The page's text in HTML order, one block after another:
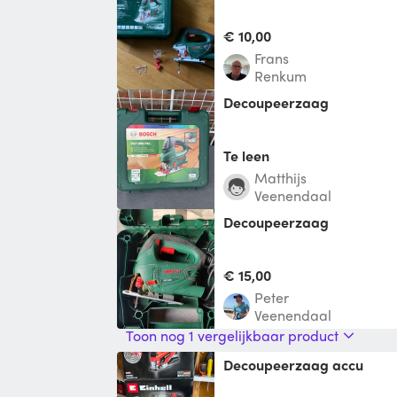
€ 10,00
Frans
Renkum
Decoupeerzaag
Te leen
Matthijs
Veenendaal
decoupeerzaag
€ 15,00
Peter
Veenendaal
Toon nog 1 vergelijkbaar product
Decoupeerzaag accu